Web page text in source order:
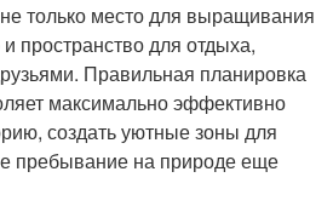
только место для выращивания
пространство для отдыха,
Правильная планировка
максимально эффективно
создать уютные зоны для
пребывание на природе еще